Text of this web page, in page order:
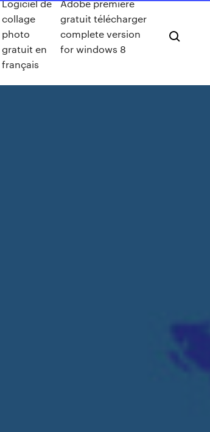
Logiciel de
collage
photo
gratuit en
français
Adobe premiere
gratuit télécharger
complete version
for windows 8